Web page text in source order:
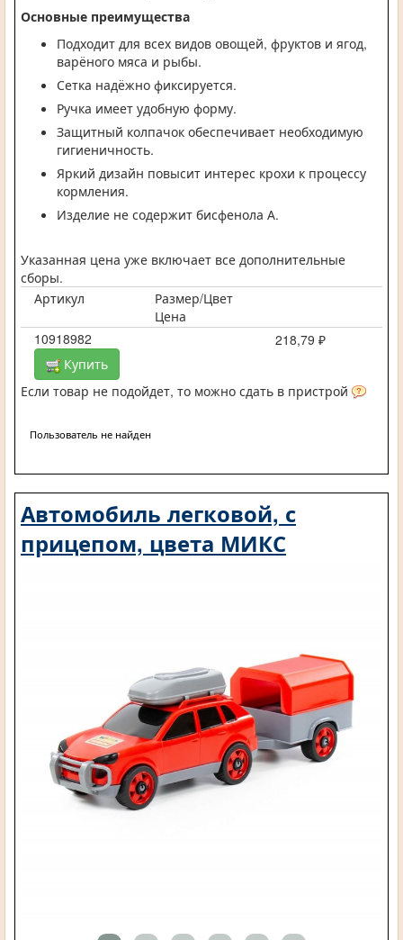
Основные преимущества
Подходит для всех видов овощей, фруктов и ягод,
варёного мяса и рыбы.
Сетка надёжно фиксируется.
Ручка имеет удобную форму.
Защитный колпачок обеспечивает необходимую
гигиеничность.
Яркий дизайн повысит интерес крохи к процессу
кормления.
Изделие не содержит бисфенола А.
Указанная цена уже включает все дополнительные
сборы.
Артикул
Размер/Цвет
Цена
10918982
218,79 ₽
Купить
Если товар не подойдет, то можно сдать в пристрой
Пользователь не найден
Автомобиль легковой, с
прицепом, цвета МИКС